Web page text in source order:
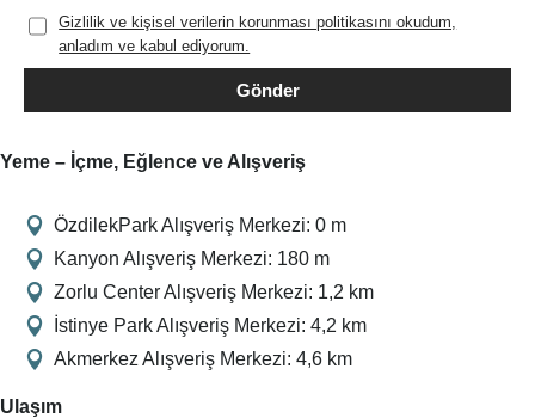
Gizlilik ve kişisel verilerin korunması politikasını okudum,
anladım ve kabul ediyorum.
Gönder
Yeme – İçme, Eğlence ve Alışveriş
ÖzdilekPark Alışveriş Merkezi: 0 m
Kanyon Alışveriş Merkezi: 180 m
Zorlu Center Alışveriş Merkezi: 1,2 km
İstinye Park Alışveriş Merkezi: 4,2 km
Akmerkez Alışveriş Merkezi: 4,6 km
Ulaşım